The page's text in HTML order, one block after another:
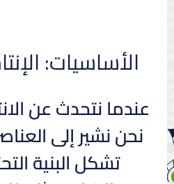
الأساسيات:
عندما نتحدث عن
نحن نشير إلى
تشكل البنية